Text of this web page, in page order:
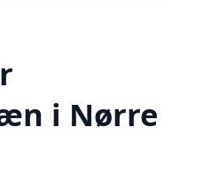
i Nørre